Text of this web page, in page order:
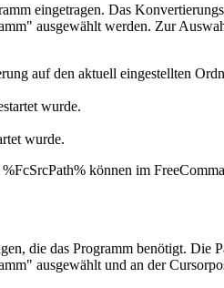
eingetragen. Das
ausgewählt werden. Zur
auf den aktuell eingestellten
wurde.
wurde.
können im
die das Programm benötigt. Die
ausgewählt und an der